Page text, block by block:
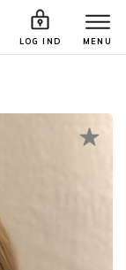
LOG IND MENU